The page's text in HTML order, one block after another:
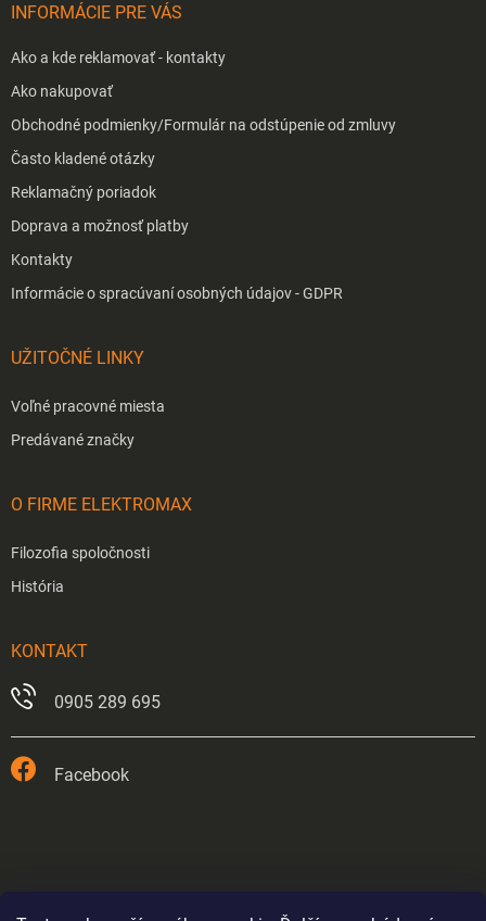
INFORMÁCIE PRE VÁS
Ako a kde reklamovať - kontakty
Ako nakupovať
Obchodné podmienky/Formulár na odstúpenie od zmluvy
Často kladené otázky
Reklamačný poriadok
Doprava a možnosť platby
Kontakty
Informácie o spracúvaní osobných údajov - GDPR
UŽITOČNÉ LINKY
Voľné pracovné miesta
Predávané značky
O FIRME ELEKTROMAX
Filozofia spoločnosti
História
KONTAKT
0905 289 695
Facebook